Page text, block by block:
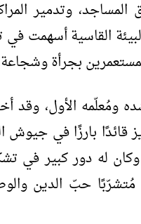
المساجد، وتدمير
القاسية أسهمت
بجرأة
ومُعلّمه الأول، وقد
قائدًا بارزًا في
وكان له دور كبير في
حبّ الدين